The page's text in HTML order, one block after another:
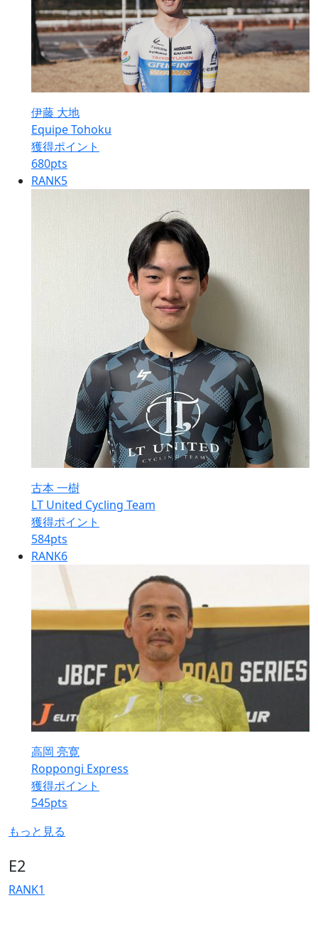
伊藤 大地
Equipe Tohoku
獲得ポイント
680pts
RANK5
古本 一樹
LT United Cycling Team
獲得ポイント
584pts
RANK6
高岡 亮寛
Roppongi Express
獲得ポイント
545pts
もっと見る
E2
RANK1